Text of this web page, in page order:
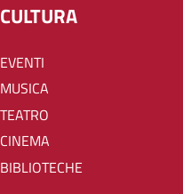
CULTURA
EVENTI
MUSICA
TEATRO
CINEMA
BIBLIOTECHE